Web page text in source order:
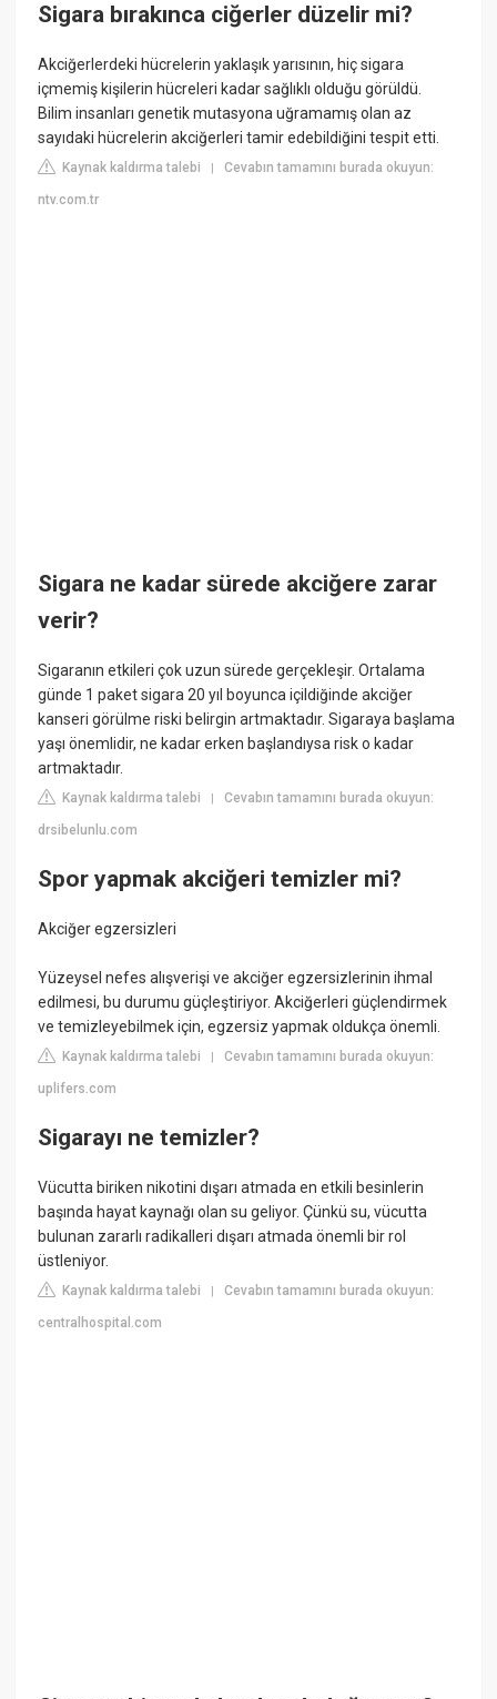
Sigara bırakınca ciğerler düzelir mi?
Akciğerlerdeki hücrelerin yaklaşık yarısının, hiç sigara
içmemiş kişilerin hücreleri kadar sağlıklı olduğu görüldü.
Bilim insanları genetik mutasyona uğramamış olan az
sayıdaki hücrelerin akciğerleri tamir edebildiğini tespit etti.
Kaynak kaldırma talebi |Cevabın tamamını burada okuyun:
ntv.com.tr
Sigara ne kadar sürede akciğere zarar
verir?
Sigaranın etkileri çok uzun sürede gerçekleşir. Ortalama
günde 1 paket sigara 20 yıl boyunca içildiğinde akciğer
kanseri görülme riski belirgin artmaktadır. Sigaraya başlama
yaşı önemlidir, ne kadar erken başlandıysa risk o kadar
artmaktadır.
Kaynak kaldırma talebi |Cevabın tamamını burada okuyun:
drsibelunlu.com
Spor yapmak akciğeri temizler mi?
Akciğer egzersizleri
Yüzeysel nefes alışverişi ve akciğer egzersizlerinin ihmal
edilmesi, bu durumu güçleştiriyor. Akciğerleri güçlendirmek
ve temizleyebilmek için, egzersiz yapmak oldukça önemli.
Kaynak kaldırma talebi |Cevabın tamamını burada okuyun:
uplifers.com
Sigarayı ne temizler?
Vücutta biriken nikotini dışarı atmada en etkili besinlerin
başında hayat kaynağı olan su geliyor. Çünkü su, vücutta
bulunan zararlı radikalleri dışarı atmada önemli bir rol
üstleniyor.
Kaynak kaldırma talebi |Cevabın tamamını burada okuyun:
centralhospital.com